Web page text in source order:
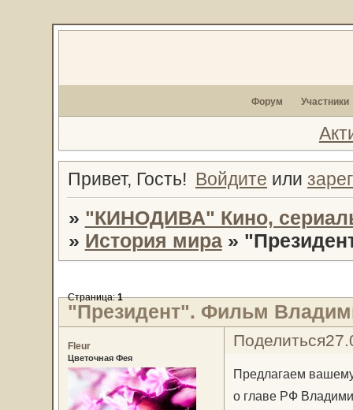
Форум Участники
Привет, Гость! Войдите или
» "КИНОДИВА" Кино,
» История мира »
"Президент". Фильм
Страница:1
Поделиться
Fleur
Цветочная Фея
Предлагаем
о главе РФ